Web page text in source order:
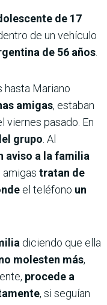
de 17
de un vehículo
de 56 años
hasta Mariano
amigas, estaban
viernes pasado. En
grupo . Al
aviso a la familia
amigas tratan de
el teléfono un
diciendo que ella
molesten más,
procede a
, si seguían